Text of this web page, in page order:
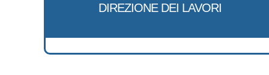
DIREZIONE DEI LAVORI